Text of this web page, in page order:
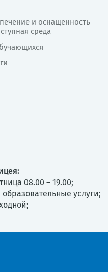
и оснащенность
среда
08.00 – 19.00;
услуги;